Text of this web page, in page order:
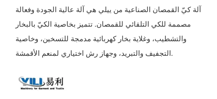
آلة كيّ القمصان الصناعية من ييلي هي آلة عالية الجودة وفعالة
مصممة للكي التلقائي للقمصان. تتميز بخاصية الكيّ بالبخار
والتشطيب، وغلاية بخار كهربائية مدمجة للتسخين، وخاصية
التجفيف والتبريد، وجهاز رش اختياري لمنعم الأقمشة.